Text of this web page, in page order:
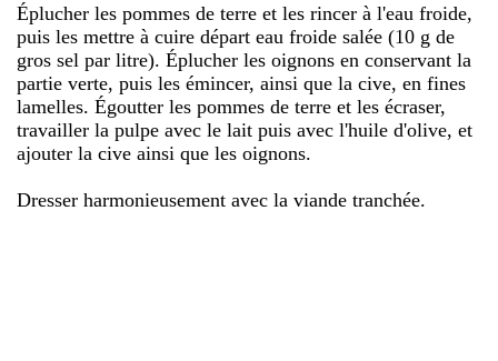
Éplucher les pommes de terre et les rincer à l'eau froide,
puis les mettre à cuire départ eau froide salée (10 g de
gros sel par litre). Éplucher les oignons en conservant la
partie verte, puis les émincer, ainsi que la cive, en fines
lamelles. Égoutter les pommes de terre et les écraser,
travailler la pulpe avec le lait puis avec l'huile d'olive, et
ajouter la cive ainsi que les oignons.
Dresser harmonieusement avec la viande tranchée.